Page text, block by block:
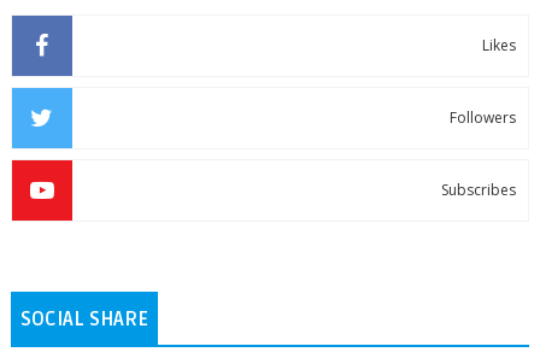
Likes
Followers
Subscribes
SOCIAL SHARE